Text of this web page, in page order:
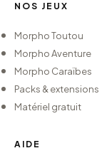
NOS JEUX
Morpho Toutou
Morpho Aventure
Morpho Caraïbes
Packs & extensions
Matériel gratuit
AIDE